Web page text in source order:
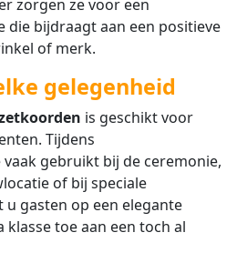
zorgen ze voor een
die bijdraagt aan een positieve
of merk.
gelegenheid
is geschikt voor
Tijdens
gebruikt bij de ceremonie,
of bij speciale
gasten op een elegante
toe aan een toch al